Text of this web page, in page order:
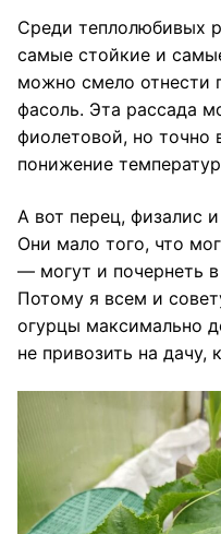
Среди теплолюбивых
самые стойкие и
можно смело отнести
фасоль. Эта рассада
фиолетовой, но точно
понижение
А вот перец, физалис
Они мало того, что
— могут и почернеть
Потому я всем и
огурцы максимально
не привозить на дачу,